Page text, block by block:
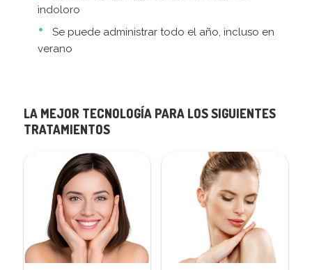
indoloro
Se puede administrar todo el año, incluso en
verano
LA MEJOR TECNOLOGÍA PARA LOS SIGUIENTES
TRATAMIENTOS